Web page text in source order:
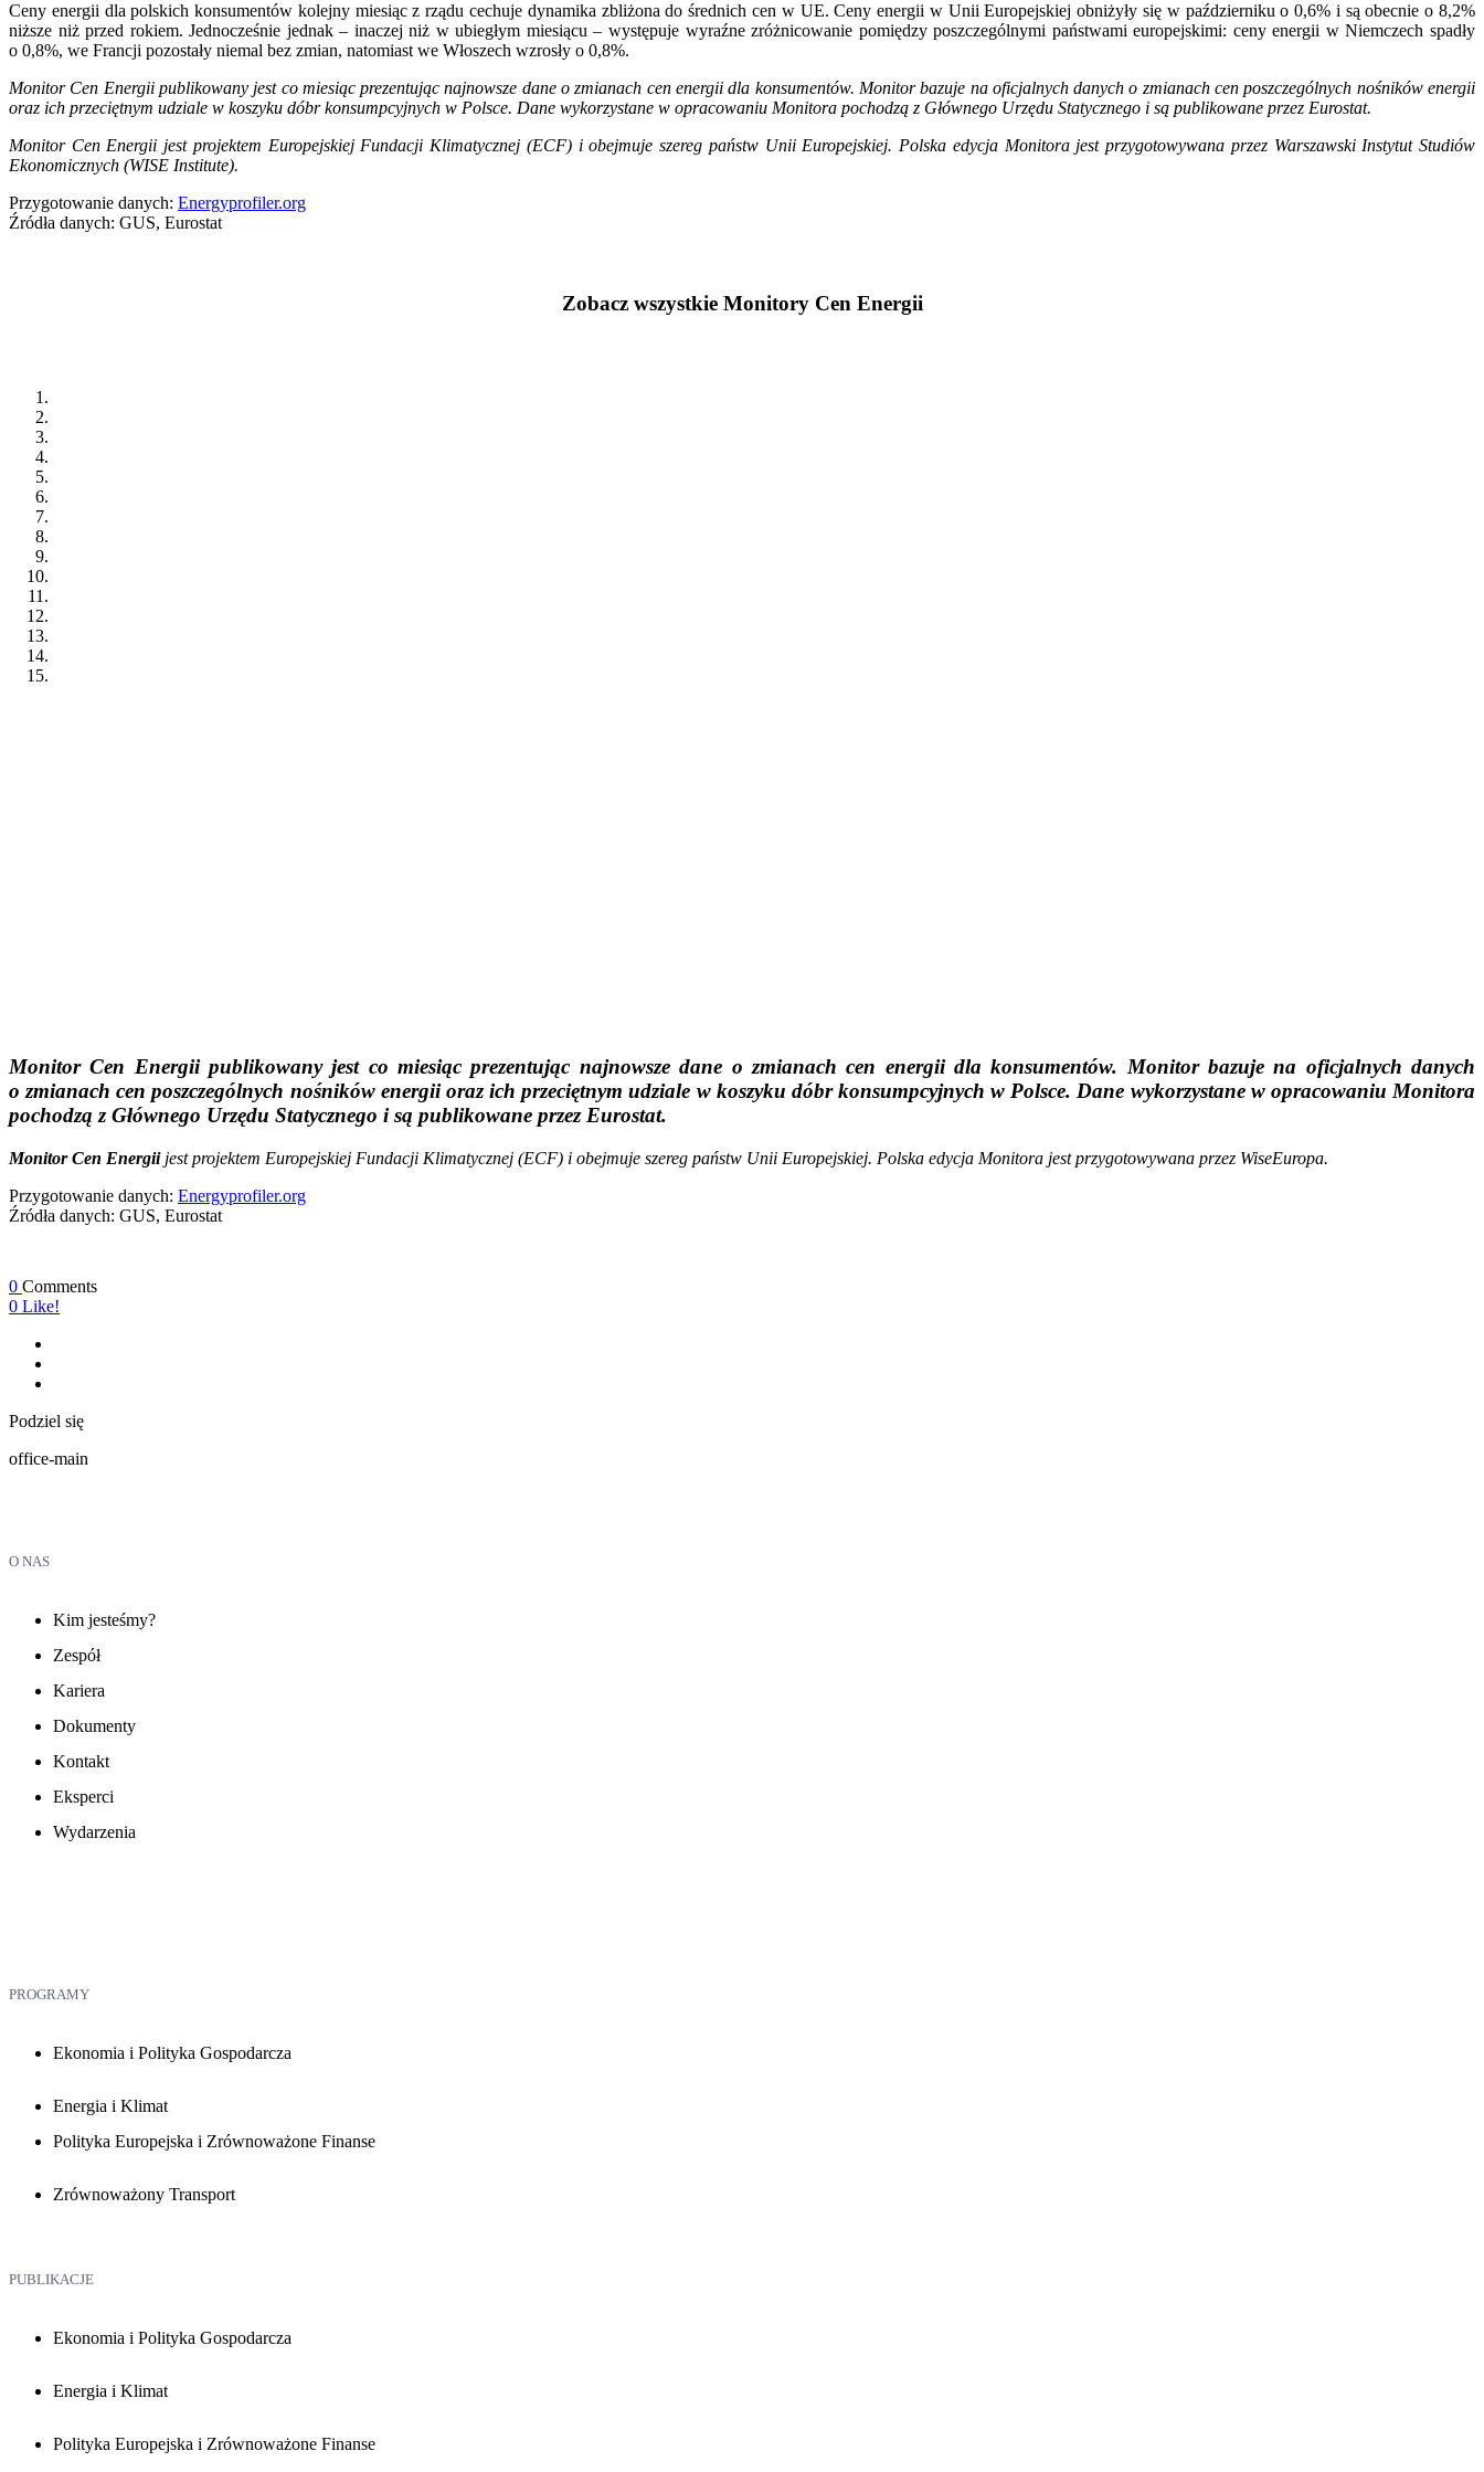
Ceny energii dla polskich konsumentów kolejny miesiąc z rządu cechuje dynamika zbliżona do średnich cen w UE. Ceny energii w Unii Europejskiej obniżyły się w październiku o 0,6% i są obecnie o 8,2%
niższe niż przed rokiem. Jednocześnie jednak – inaczej niż w ubiegłym miesiącu – występuje wyraźne zróżnicowanie pomiędzy poszczególnymi państwami europejskimi: ceny energii w Niemczech spadły
o 0,8%, we Francji pozostały niemal bez zmian, natomiast we Włoszech wzrosły o 0,8%.
Monitor Cen Energii publikowany jest co miesiąc prezentując najnowsze dane o zmianach cen energii dla konsumentów. Monitor bazuje na oficjalnych danych o zmianach cen poszczególnych nośników energii
oraz ich przeciętnym udziale w koszyku dóbr konsumpcyjnych w Polsce. Dane wykorzystane w opracowaniu Monitora pochodzą z Głównego Urzędu Statycznego i są publikowane przez Eurostat.
Monitor Cen Energii jest projektem Europejskiej Fundacji Klimatycznej (ECF) i obejmuje szereg państw Unii Europejskiej. Polska edycja Monitora jest przygotowywana przez Warszawski Instytut Studiów
Ekonomicznych (WISE Institute).
Przygotowanie danych: Energyprofiler.org
Źródła danych: GUS, Eurostat
Zobacz wszystkie Monitory Cen Energii
Monitor Cen Energiipublikowany jest co miesiąc prezentując najnowsze dane o zmianach cen energii dla konsumentów. Monitor bazuje na oficjalnych danych
o zmianach cen poszczególnych nośników energii oraz ich przeciętnym udziale w koszyku dóbr konsumpcyjnych w Polsce. Dane wykorzystane w opracowaniu Monitora
pochodzą z Głównego Urzędu Statycznego i są publikowane przez Eurostat.
Monitor Cen Energiijest projektem Europejskiej Fundacji Klimatycznej (ECF) i obejmuje szereg państw Unii Europejskiej. Polska edycja Monitora jest przygotowywana przez WiseEuropa.
Przygotowanie danych: Energyprofiler.org
Źródła danych: GUS, Eurostat
0 Comments
0 Like!
Podziel się
office-main
O NAS
Kim jesteśmy?
Zespół
Kariera
Dokumenty
Kontakt
Eksperci
Wydarzenia
PROGRAMY
Ekonomia i Polityka Gospodarcza
Energia i Klimat
Polityka Europejska i Zrównoważone Finanse
Zrównoważony Transport
PUBLIKACJE
Ekonomia i Polityka Gospodarcza
Energia i Klimat
Polityka Europejska i Zrównoważone Finanse